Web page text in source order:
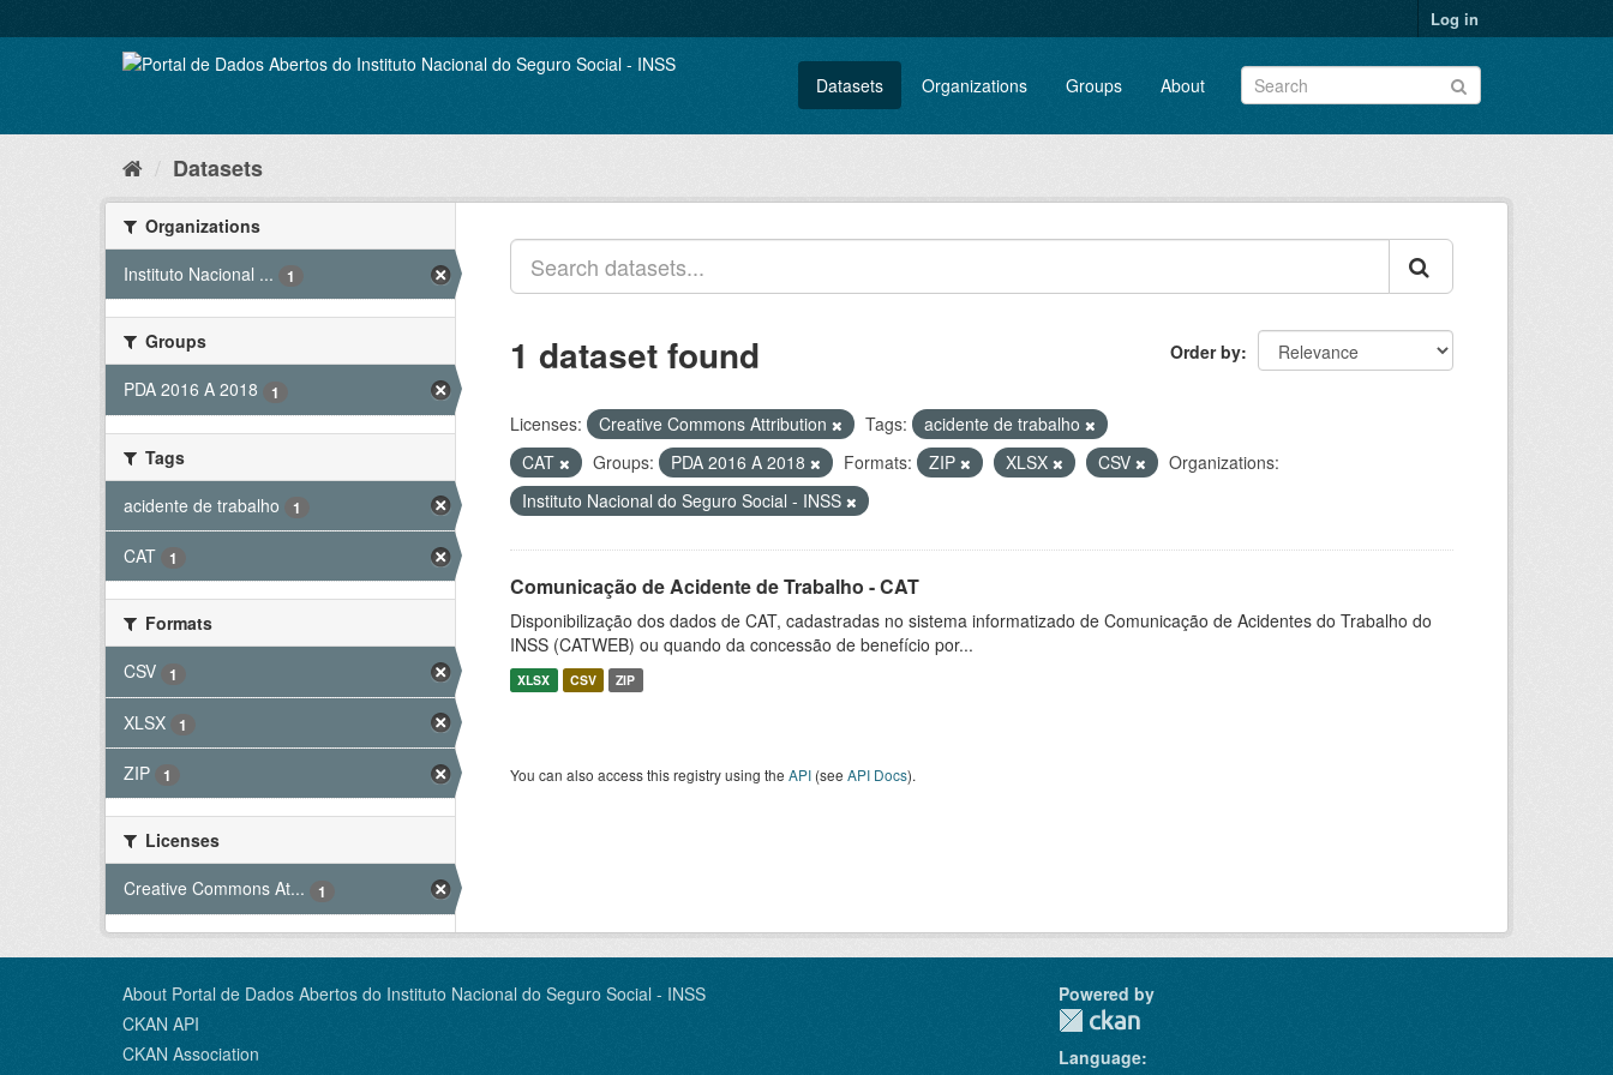
to
Log in
Datasets Organizations Groups About
Datasets
Organizations
Instituto Nacional ...
1
Groups
PDA 2016 A 2018
1
Tags
acidente de trabalho
1
CAT 1
Formats
CSV
1
XLSX 1
ZIP 1
Licenses
Creative Commons At...
1
Order by
1 dataset found
Licenses: Creative Commons Attribution Tags:
acidente de trabalho
CAT
Groups: PDA 2016 A 2018 Formats: ZIP XLSX CSV
Organizations:
Instituto Nacional do Seguro Social - INSS
Comunicação de Acidente de Trabalho - CAT
Disponibilização dos dados de CAT, cadastradas no sistema informatizado de Comunicação de Acidentes do Trabalho do
INSS (CATWEB) ou quando da concessão de benefício por...
XLSX CSV ZIP
You can also access this registry using the API (see API Docs).
About Portal de Dados Abertos do Instituto Nacional do Seguro Social - INSS
CKAN API
CKAN Association
Powered by
Language